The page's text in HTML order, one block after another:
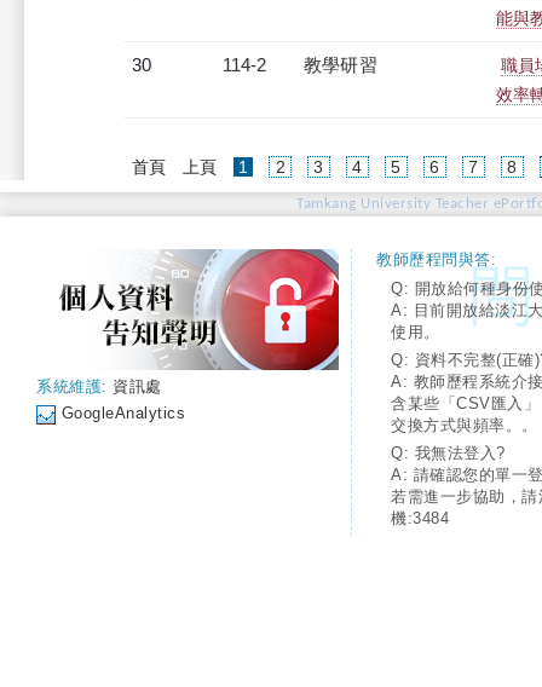
能與
30 114-2 教學研習
職員
效率
首頁 上頁 1 (current)
2 3 4 5 6 7 8
Tamkang University Teacher
系統維護: 資訊處
GoogleAnalytics
教師歷程問與答:
Q: 開放給何種身份
A: 目前開放給淡江
使用。
Q: 資料不完整(正確
A: 教師歷程系統介
含某些「CSV匯入
交換方式與頻率。。
Q: 我無法登入?
A: 請確認您的單一
若需進一步協助，
機:3484